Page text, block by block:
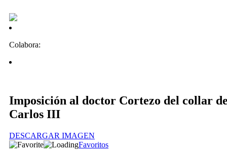
Colabora:
Imposición al doctor Cortezo del collar
Carlos III
DESCARGAR IMAGEN
Favoritos